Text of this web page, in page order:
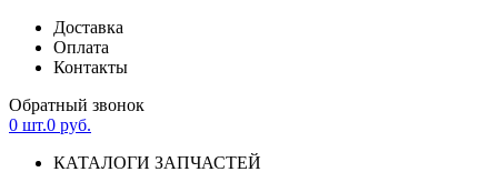
Доставка
Оплата
Контакты
Обратный звонок
0 шт.0 руб.
КАТАЛОГИ ЗАПЧАСТЕЙ